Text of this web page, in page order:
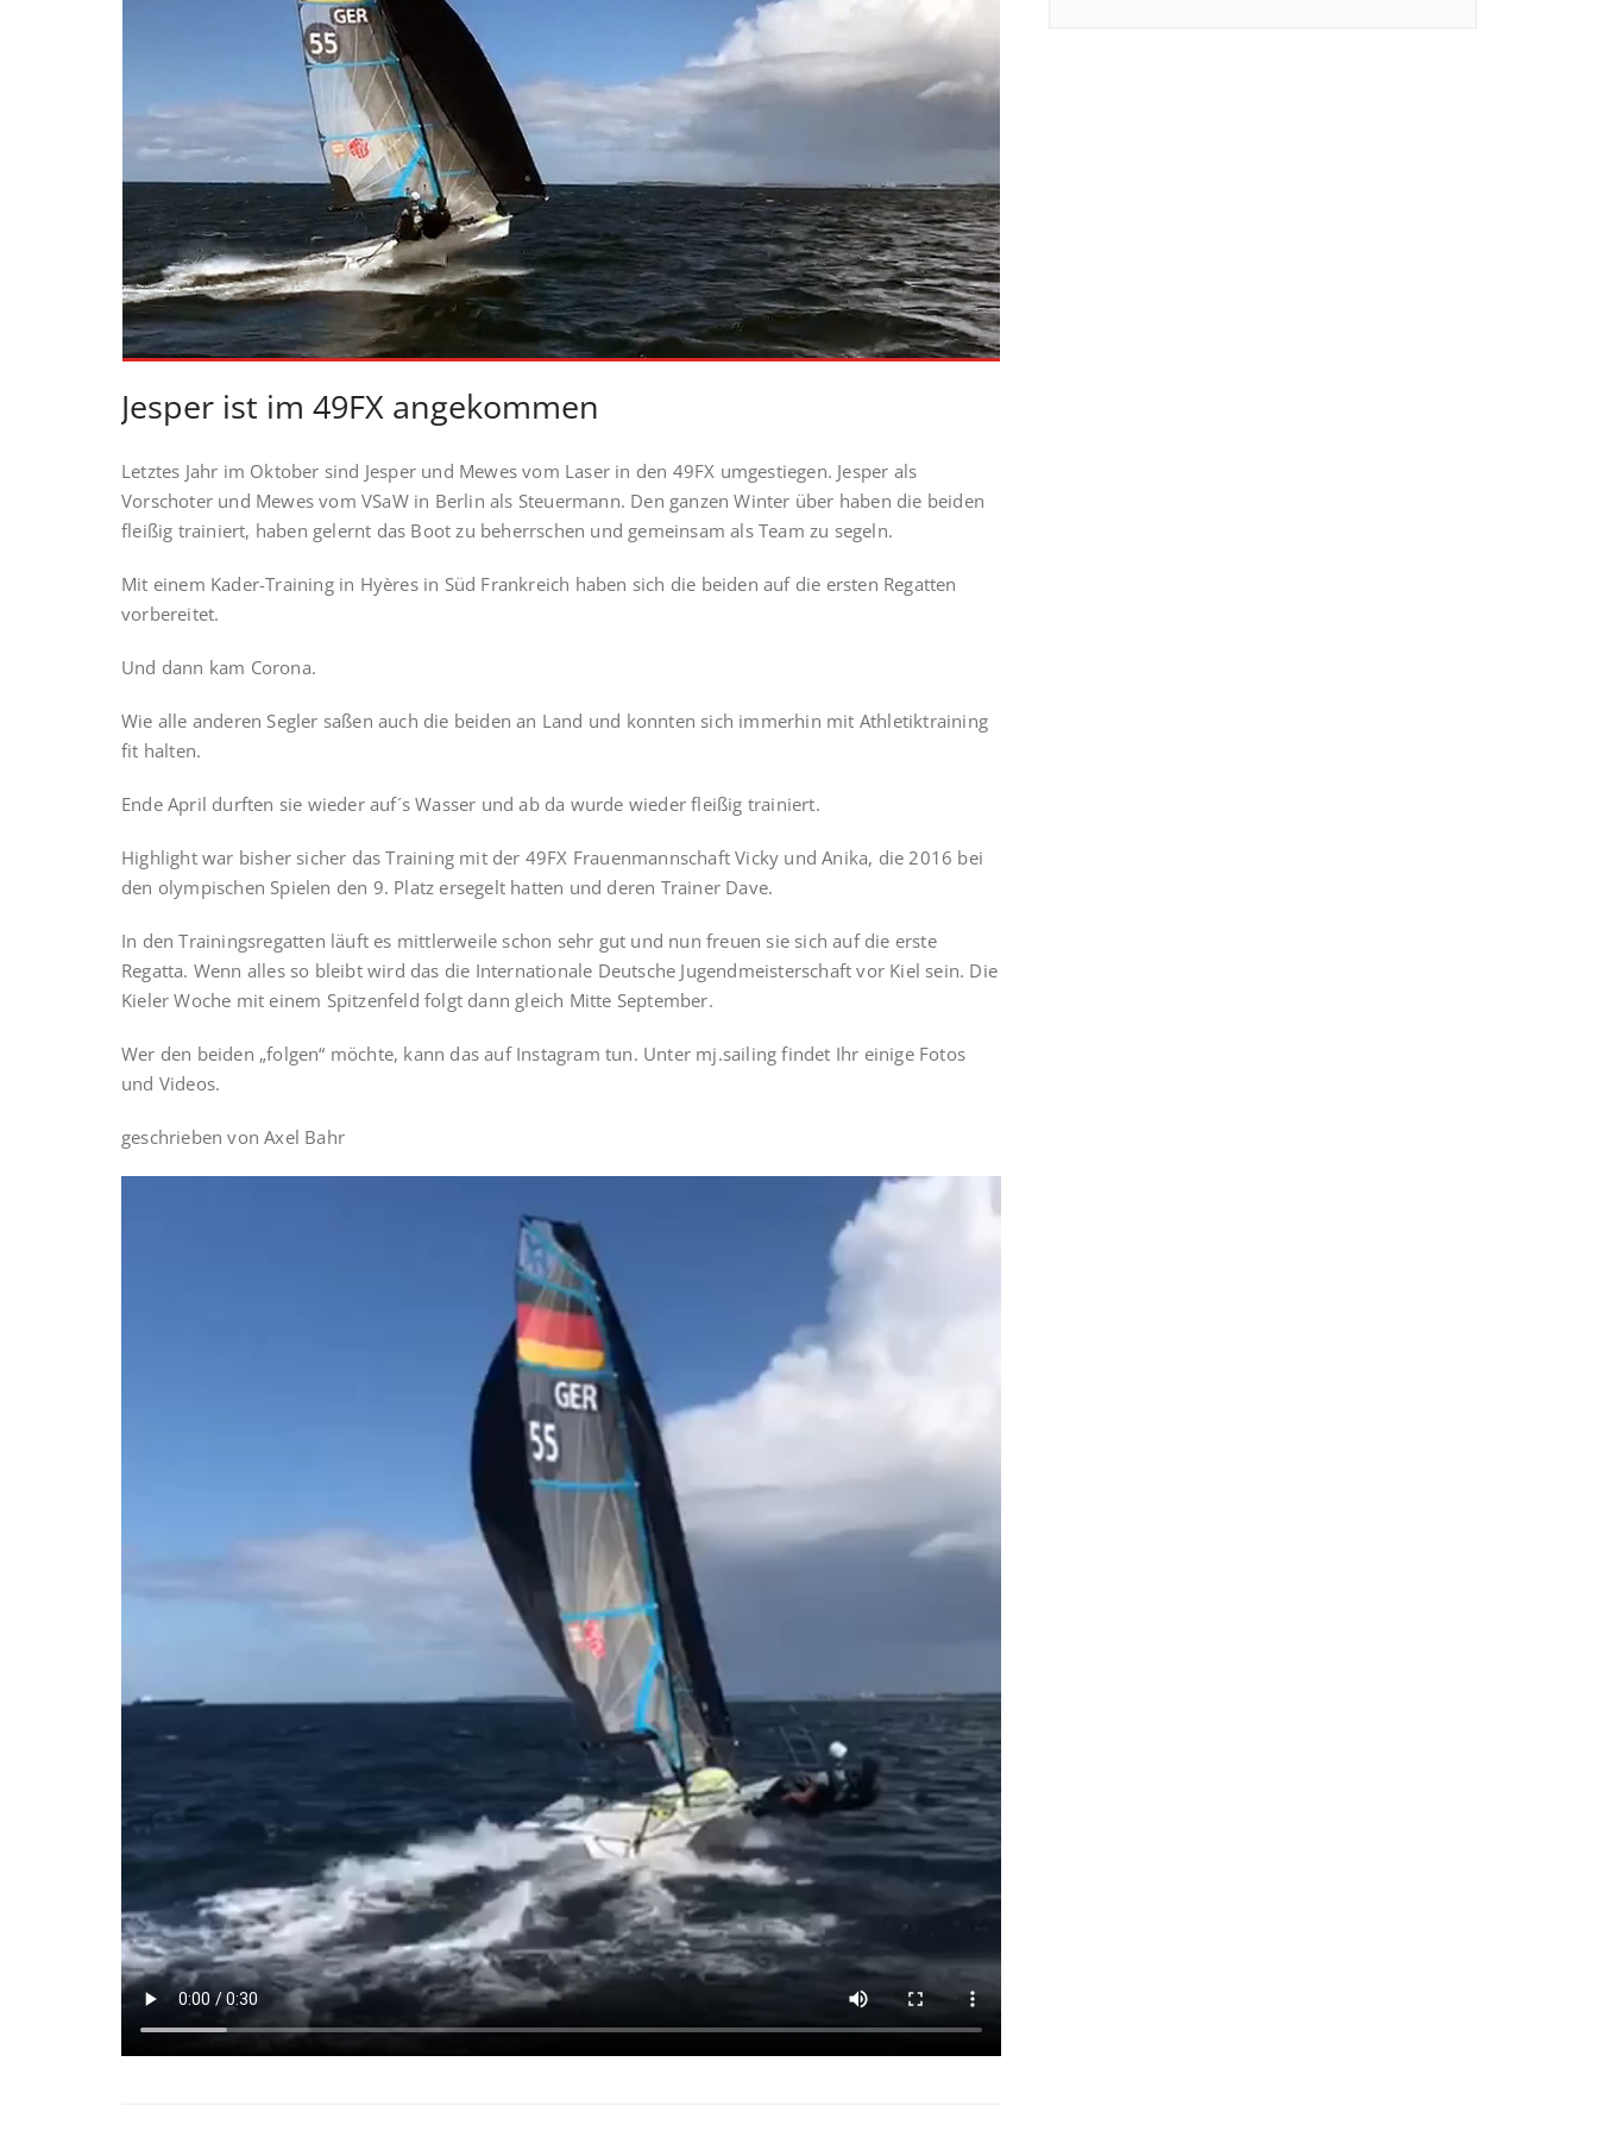
Jesper ist im 49FX angekommen
Letztes Jahr im Oktober sind Jesper und Mewes vom Laser in den 49FX umgestiegen. Jesper als
Vorschoter und Mewes vom VSaW in Berlin als Steuermann. Den ganzen Winter über haben die beiden
fleißig trainiert, haben gelernt das Boot zu beherrschen und gemeinsam als Team zu segeln.
Mit einem Kader-Training in Hyères in Süd Frankreich haben sich die beiden auf die ersten Regatten
vorbereitet.
Und dann kam Corona.
Wie alle anderen Segler saßen auch die beiden an Land und konnten sich immerhin mit Athletiktraining
fit halten.
Ende April durften sie wieder auf´s Wasser und ab da wurde wieder fleißig trainiert.
Highlight war bisher sicher das Training mit der 49FX Frauenmannschaft Vicky und Anika, die 2016 bei
den olympischen Spielen den 9. Platz ersegelt hatten und deren Trainer Dave.
In den Trainingsregatten läuft es mittlerweile schon sehr gut und nun freuen sie sich auf die erste
Regatta. Wenn alles so bleibt wird das die Internationale Deutsche Jugendmeisterschaft vor Kiel sein. Die
Kieler Woche mit einem Spitzenfeld folgt dann gleich Mitte September.
Wer den beiden „folgen“ möchte, kann das auf Instagram tun. Unter mj.sailing findet Ihr einige Fotos
und Videos.
geschrieben von Axel Bahr